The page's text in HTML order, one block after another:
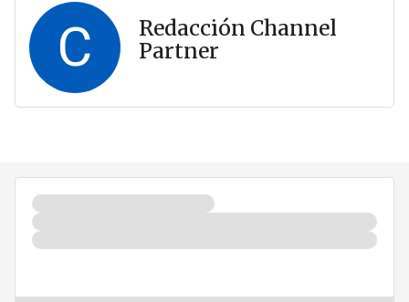
C
Redacción Channel
Partner